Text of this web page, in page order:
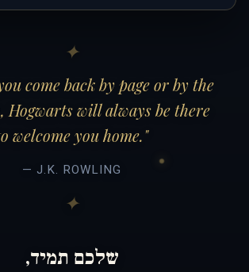
come back by page or by the
Hogwarts will always be there
welcome you home."
— J.K. ROWLING
שלכם תמיד,